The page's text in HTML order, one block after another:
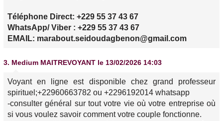
Téléphone Direct: +229 55 37 43 67
WhatsApp/ Viber : +229 55 37 43 67
EMAIL: marabout.seidoudagbenon@gmail.com
3. Medium MAITREVOYANT le 13/02/2026 14:03
Voyant en ligne est disponible chez grand professeur
spirituel;+22960663782 ou +2296192014 whatsapp
-consulter général sur tout votre vie où votre entreprise où
si vous voulez savoir comment votre couple fonctionne.